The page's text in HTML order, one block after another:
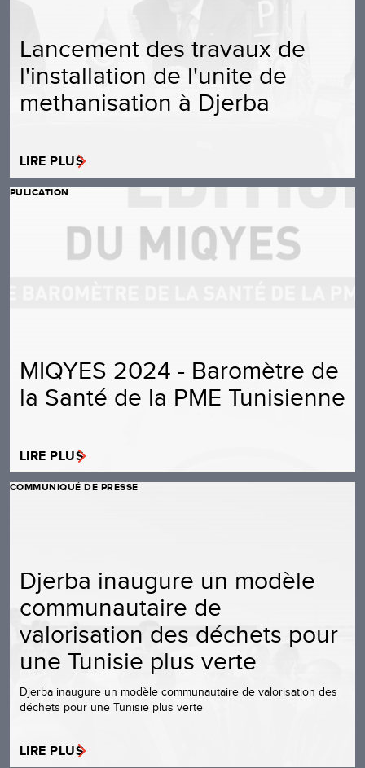
Lancement des travaux de
l'installation de l'unite de
methanisation à Djerba
LIRE PLUS
PULICATION
MIQYES 2024 - Baromètre de
la Santé de la PME Tunisienne
LIRE PLUS
COMMUNIQUÉ DE PRESSE
Djerba inaugure un modèle
communautaire de
valorisation des déchets pour
une Tunisie plus verte
Djerba inaugure un modèle communautaire de valorisation des
déchets pour une Tunisie plus verte
LIRE PLUS